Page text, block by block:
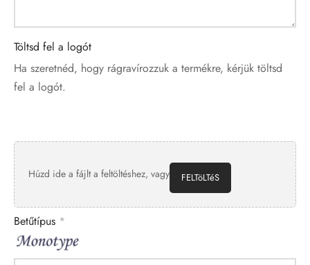
Töltsd fel a logót
Ha szeretnéd, hogy rágravírozzuk a termékre, kérjük töltsd
fel a logót.
Húzd ide a fájlt a feltöltéshez, vagy FELTöLTéS
Betűtípus *